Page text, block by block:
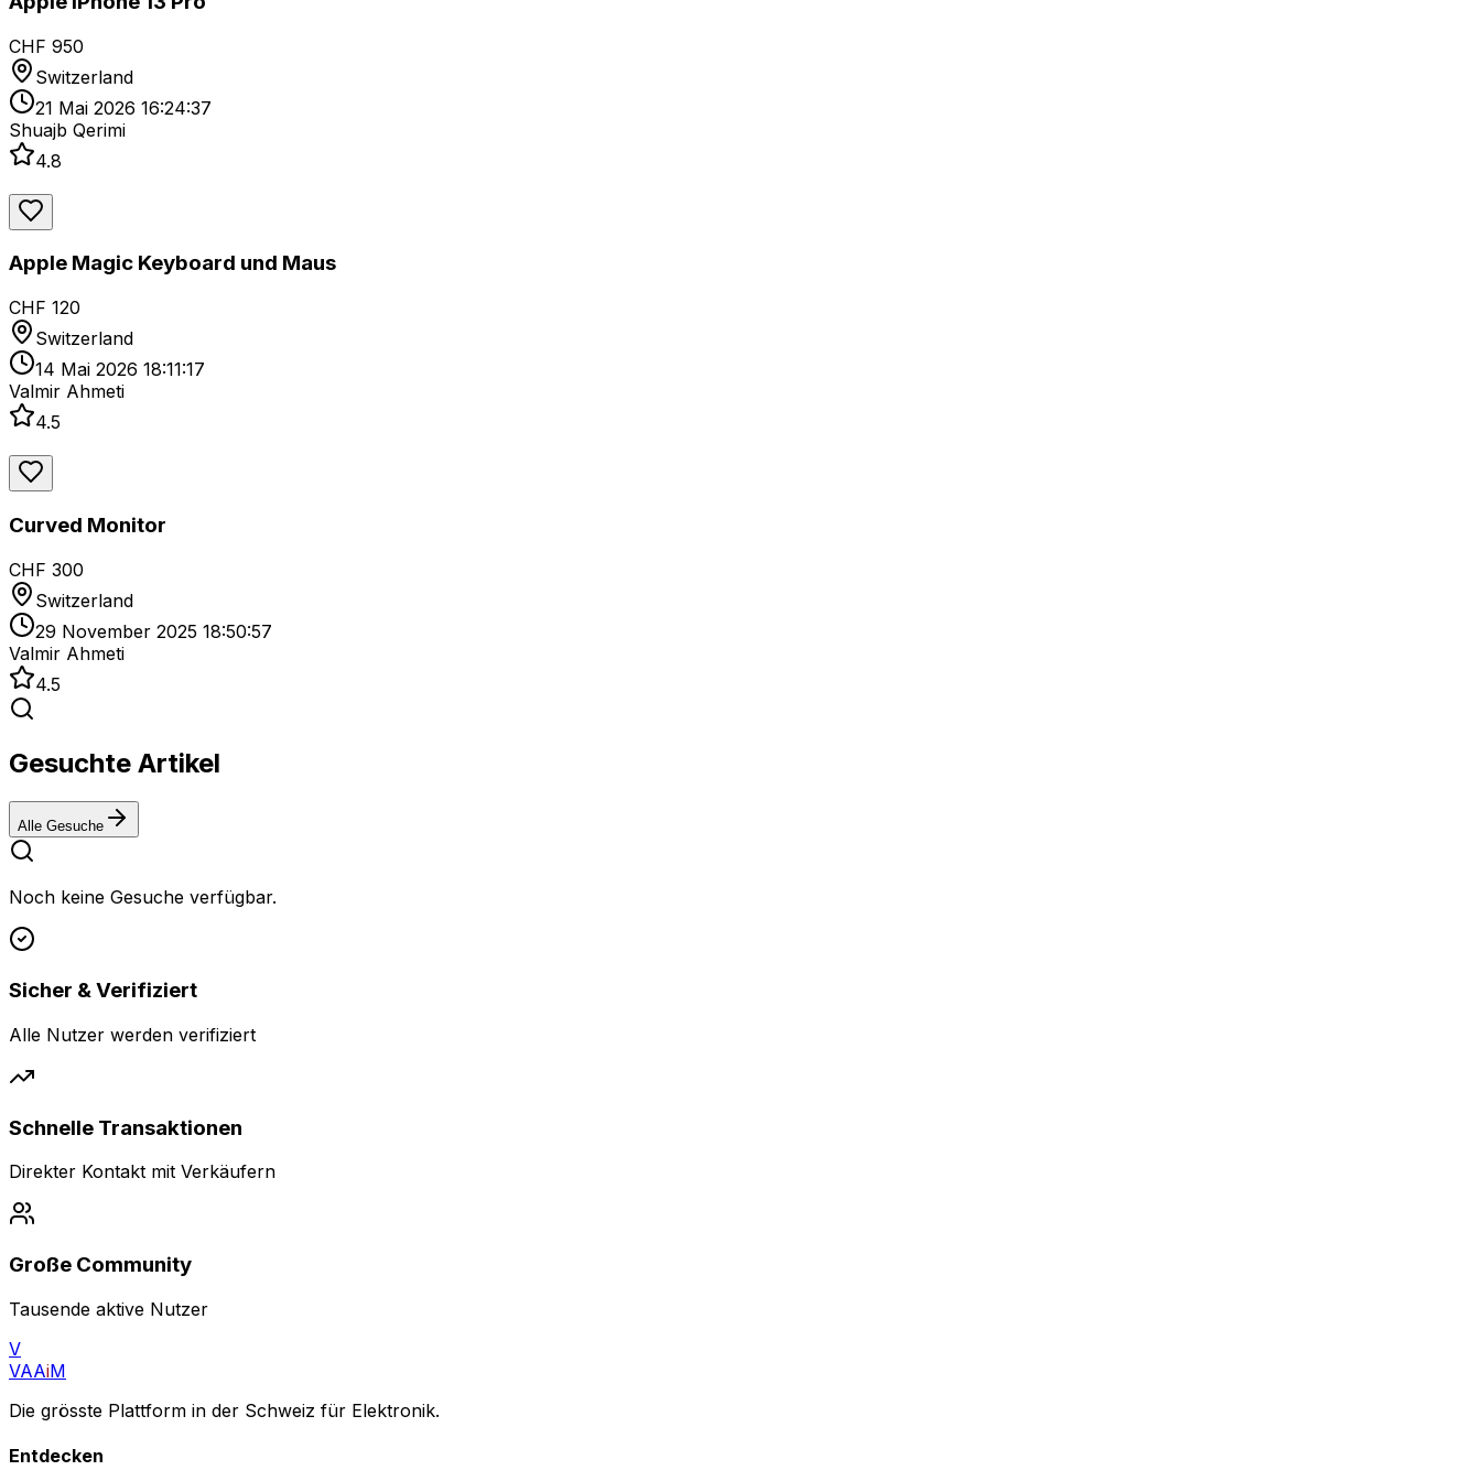
CHF 950
Switzerland
21 Mai 2026 16:24:37
Shuajb Qerimi
4.8
Apple Magic Keyboard und Maus
CHF 120
Switzerland
14 Mai 2026 18:11:17
Valmir Ahmeti
4.5
Curved Monitor
CHF 300
Switzerland
29 November 2025 18:50:57
Valmir Ahmeti
4.5
Gesuchte Artikel
Alle Gesuche
Noch keine Gesuche verfügbar.
Sicher & Verifiziert
Alle Nutzer werden verifiziert
Schnelle Transaktionen
Direkter Kontakt mit Verkäufern
Große Community
Tausende aktive Nutzer
V
VAAiM
Die grösste Plattform in der Schweiz für Elektronik.
Entdecken